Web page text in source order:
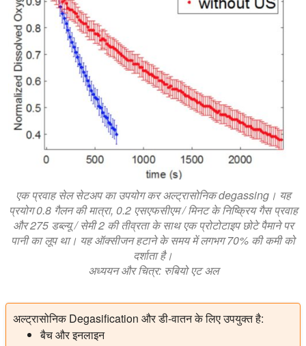
एक प्रवाह सेल सेटअप का उपयोग कर अल्ट्रासोनिक degassing। यह
प्रयोग 0.8 गैलन की मात्रा, 0.2 एसएफसीएम / मिनट के निष्क्रिय गैस प्रवाह
और 275 डब्ल्यू / सेमी 2 की तीव्रता के साथ एक प्रोटोटाइप छोटे पैमाने पर
पानी का लूप था। यह ऑक्सीजन हटाने के समय में लगभग 70% की कमी को
दर्शाता है।
अध्ययन और चित्र: रुबियो एट अल
अल्ट्रासोनिक Degasification और डी-वातन के लिए उपयुक्त है:
बैच और इनलाइन